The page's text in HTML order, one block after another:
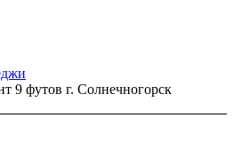
9 футов г. Солнечногорск